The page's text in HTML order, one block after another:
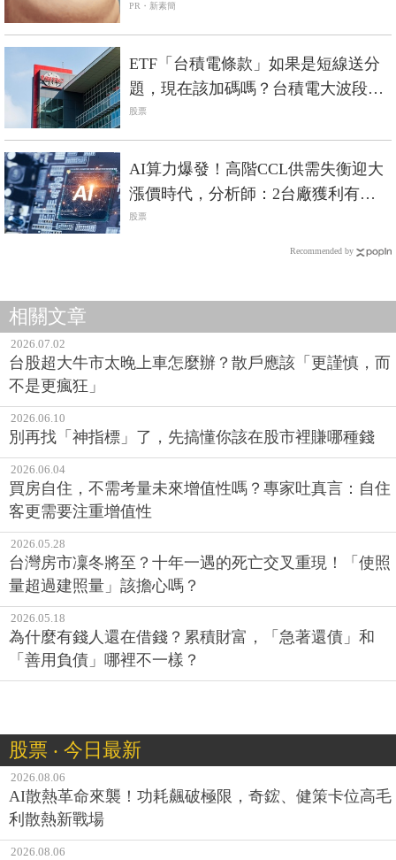
PR・新素簡
ETF「台積電條款」如果是短線送分
題，現在該加碼嗎？台積電大波段怎
麼抱？
股票
AI算力爆發！高階CCL供需失衡迎大
漲價時代，分析師：2台廠獲利有望
爆發
股票
Recommended by
相關文章
2026.07.02
台股超大牛市太晚上車怎麼辦？散戶應該「更謹慎，而
不是更瘋狂」
2026.06.10
別再找「神指標」了，先搞懂你該在股市裡賺哪種錢
2026.06.04
買房自住，不需考量未來增值性嗎？專家吐真言：自住
客更需要注重增值性
2026.05.28
台灣房市凜冬將至？十年一遇的死亡交叉重現！「使照
量超過建照量」該擔心嗎？
2026.05.18
為什麼有錢人還在借錢？累積財富，「急著還債」和
「善用負債」哪裡不一樣？
股票 ‧ 今日最新
2026.08.06
AI散熱革命來襲！功耗飆破極限，奇鋐、健策卡位高毛
利散熱新戰場
2026.08.06